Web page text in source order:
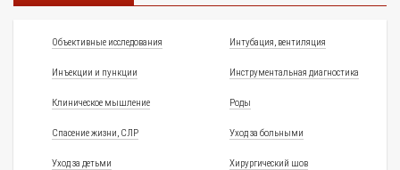
Объективные исследования Интубация, вентиляция
Инъекции и пункции Инструментальная диагностика
Клиническое мышление Роды
Спасение жизни, СЛР Уход за больными
Уход за детьми Хирургический шов